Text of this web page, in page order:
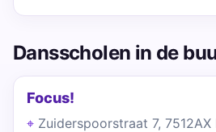
Dansscholen in de
Focus!
Zuiderspoorstraat 7, 7512AX